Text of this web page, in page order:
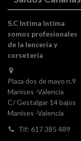
S.C Intima Intima
somos profesionales
de la lencería y
corsetería
Plaza dos de mayo n.9
Manises -Valencia
C/ Gestalgar 14 bajos
Manises -Valencia
Tlf: 617 385 489